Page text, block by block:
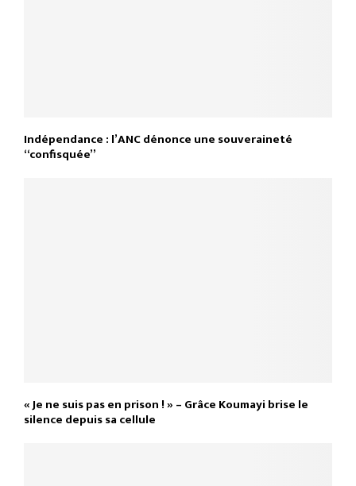
Indépendance : l’ANC dénonce une souveraineté
“confisquée”
« Je ne suis pas en prison ! » – Grâce Koumayi brise le
silence depuis sa cellule